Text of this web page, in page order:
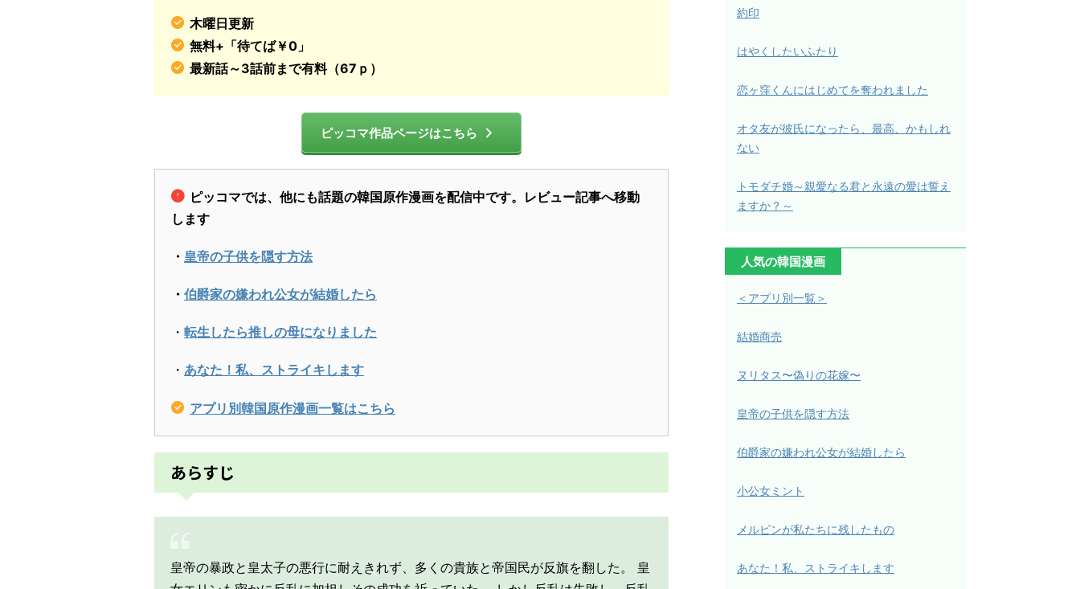
木曜日更新
無料+「待てば￥0」
最新話～3話前まで有料（67ｐ）
ピッコマ作品ページはこちら
ピッコマでは、他にも話題の韓国原作漫画を配信中です。レビュー記事へ移動
します
・ 皇帝の子供を隠す方法
・ 伯爵家の嫌われ公女が結婚したら
・ 転生したら推しの母になりました
・ あなた！私、ストライキします
アプリ別韓国原作漫画一覧はこちら
あらすじ
皇帝の暴政と皇太子の悪行に耐えきれず、多くの貴族と帝国民が反旗を翻した。 皇
約印
はやくしたいふたり
恋ヶ窪くんにはじめてを奪われました
オタ友が彼氏になったら、最高、かもしれ
ない
トモダチ婚～親愛なる君と永遠の愛は誓え
ますか？～
人気の韓国漫画
＜アプリ別一覧＞
結婚商売
ヌリタス〜偽りの花嫁〜
皇帝の子供を隠す方法
伯爵家の嫌われ公女が結婚したら
小公女ミント
メルビンが私たちに残したもの
あなた！私、ストライキします